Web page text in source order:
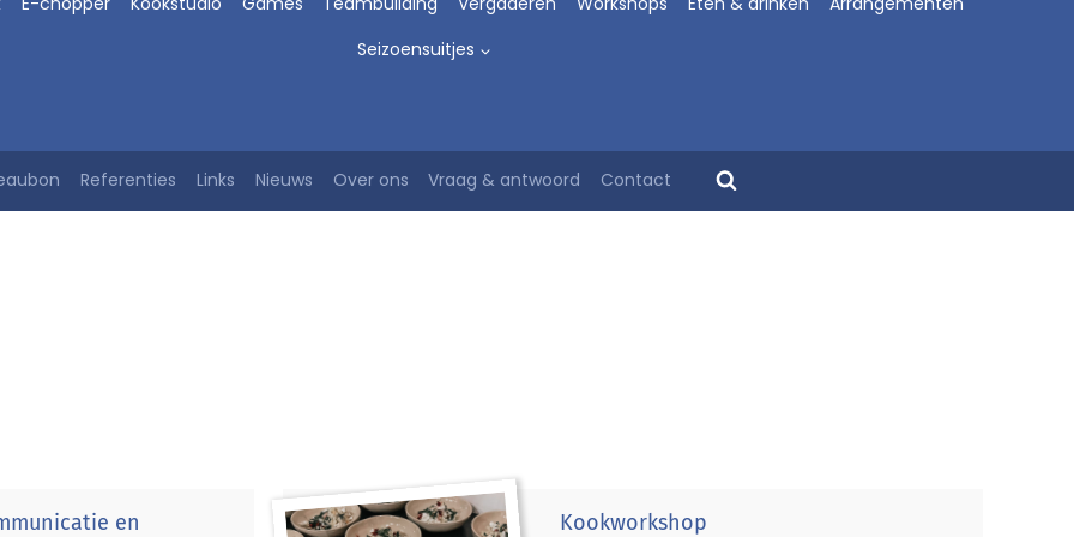
Seizoensuitjes
Referenties Links Nieuws Over ons Vraag & antwoord Contact
en
Kookworkshop